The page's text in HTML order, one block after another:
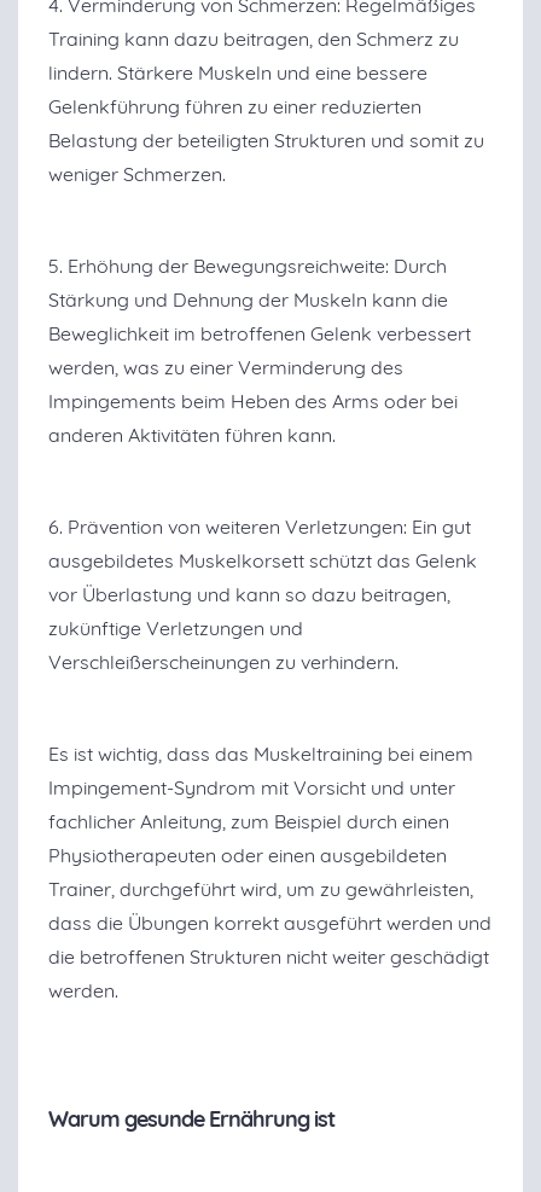
4. Verminderung von Schmerzen: Regelmäßiges
Training kann dazu beitragen, den Schmerz zu
lindern. Stärkere Muskeln und eine bessere
Gelenkführung führen zu einer reduzierten
Belastung der beteiligten Strukturen und somit zu
weniger Schmerzen.
5. Erhöhung der Bewegungsreichweite: Durch
Stärkung und Dehnung der Muskeln kann die
Beweglichkeit im betroffenen Gelenk verbessert
werden, was zu einer Verminderung des
Impingements beim Heben des Arms oder bei
anderen Aktivitäten führen kann.
6. Prävention von weiteren Verletzungen: Ein gut
ausgebildetes Muskelkorsett schützt das Gelenk
vor Überlastung und kann so dazu beitragen,
zukünftige Verletzungen und
Verschleißerscheinungen zu verhindern.
Es ist wichtig, dass das Muskeltraining bei einem
Impingement-Syndrom mit Vorsicht und unter
fachlicher Anleitung, zum Beispiel durch einen
Physiotherapeuten oder einen ausgebildeten
Trainer, durchgeführt wird, um zu gewährleisten,
dass die Übungen korrekt ausgeführt werden und
die betroffenen Strukturen nicht weiter geschädigt
werden.
Warum gesunde Ernährung ist